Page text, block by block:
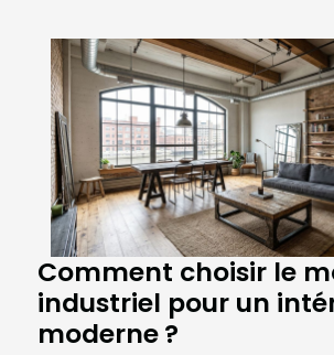
Comment choisir le
industriel pour un
moderne ?